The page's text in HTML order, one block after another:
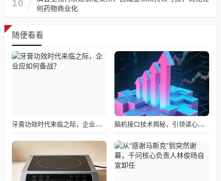
10
何药物商业化
随便看看
牙膏功效时代来临之际，企业应如何备战？ 脑机接口技术揭秘，引领读心术革命的领跑者大盘点